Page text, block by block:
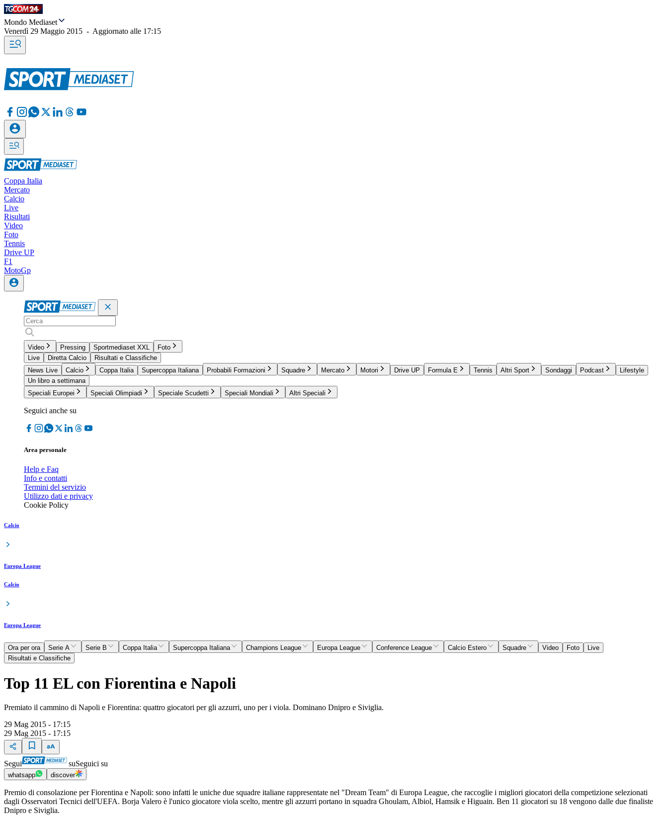
Mondo Mediaset
Venerdì 29 Maggio 2015 - Aggiornato alle 17:15
Coppa Italia
Mercato
Calcio
Live
Risultati
Video
Foto
Tennis
Drive UP
F1
MotoGp
Video Pressing Sportmediaset XXL
Foto
Live
Diretta Calcio
Risultati e Classifiche
News Live
Calcio Coppa Italia Supercoppa Italiana Probabili Formazioni Squadre Mercato Motori Drive UP Formula E Tennis Altri Sport Sondaggi Podcast
Lifestyle
Un libro a settimana
Speciali Europei
Speciali Olimpiadi Speciale Scudetti Speciali Mondiali Altri Speciali
Seguici anche su
Area personale
Help e Faq
Info e contatti
Termini del servizio
Utilizzo dati e privacy
Cookie Policy
Calcio
Europa League
Calcio
Europa League
Ora per ora Serie A Serie B Coppa Italia Supercoppa Italiana Champions League Europa League Conference League Calcio Estero Squadre Video Foto
Live
Risultati e Classifiche
Top 11 EL con Fiorentina e Napoli
Premiato il cammino di Napoli e Fiorentina: quattro giocatori per gli azzurri, uno per i viola. Dominano Dnipro e Siviglia.
29 Mag 2015 - 17:15
29 Mag 2015 - 17:15
Segui suSeguici su
whatsapp discover
Premio di consolazione per Fiorentina e Napoli: sono infatti le uniche due squadre italiane rappresentate nel "Dream Team" di Europa League, che raccoglie i migliori giocatori della competizione selezionati
dagli Osservatori Tecnici dell'UEFA. Borja Valero è l'unico giocatore viola scelto, mentre gli azzurri portano in squadra Ghoulam, Albiol, Hamsik e Higuain. Ben 11 giocatori su 18 vengono dalle due finaliste
Dnipro e Siviglia.